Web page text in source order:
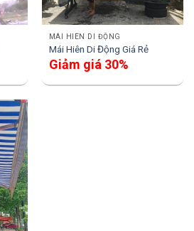
MÁI HIÊN DI ĐỘNG
Mái Hiên Di Động Giá Rẻ
Giảm giá 30%